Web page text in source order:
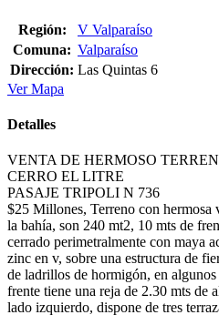
Región:
V Valparaíso
Comuna: Valparaíso
Dirección: Las Quintas 6
Ver Mapa
Detalles
VENTA DE HERMOSO
CERRO EL LITRE
PASAJE TRIPOLI N 736
$25 Millones, Terreno con hermosa
la bahía, son 240 mt2, 10 mts de
cerrado perimetralmente con maya
zinc en v, sobre una estructura de
de ladrillos de hormigón, en
frente tiene una reja de 2.30 mts de
lado izquierdo, dispone de tres